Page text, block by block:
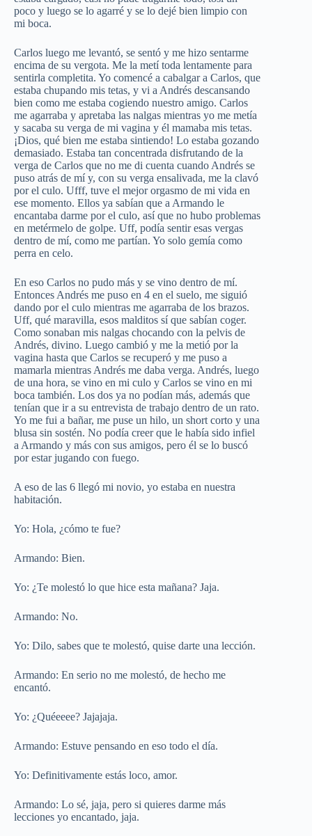
poco y luego se lo agarré y se lo dejé bien limpio con
mi boca.
Carlos luego me levantó, se sentó y me hizo sentarme
encima de su vergota. Me la metí toda lentamente para
sentirla completita. Yo comencé a cabalgar a Carlos, que
estaba chupando mis tetas, y vi a Andrés descansando
bien como me estaba cogiendo nuestro amigo. Carlos
me agarraba y apretaba las nalgas mientras yo me metía
y sacaba su verga de mi vagina y él mamaba mis tetas.
¡Dios, qué bien me estaba sintiendo! Lo estaba gozando
demasiado. Estaba tan concentrada disfrutando de la
verga de Carlos que no me di cuenta cuando Andrés se
puso atrás de mí y, con su verga ensalivada, me la clavó
por el culo. Ufff, tuve el mejor orgasmo de mi vida en
ese momento. Ellos ya sabían que a Armando le
encantaba darme por el culo, así que no hubo problemas
en metérmelo de golpe. Uff, podía sentir esas vergas
dentro de mí, como me partían. Yo solo gemía como
perra en celo.
En eso Carlos no pudo más y se vino dentro de mí.
Entonces Andrés me puso en 4 en el suelo, me siguió
dando por el culo mientras me agarraba de los brazos.
Uff, qué maravilla, esos malditos sí que sabían coger.
Como sonaban mis nalgas chocando con la pelvis de
Andrés, divino. Luego cambió y me la metió por la
vagina hasta que Carlos se recuperó y me puso a
mamarla mientras Andrés me daba verga. Andrés, luego
de una hora, se vino en mi culo y Carlos se vino en mi
boca también. Los dos ya no podían más, además que
tenían que ir a su entrevista de trabajo dentro de un rato.
Yo me fui a bañar, me puse un hilo, un short corto y una
blusa sin sostén. No podía creer que le había sido infiel
a Armando y más con sus amigos, pero él se lo buscó
por estar jugando con fuego.
A eso de las 6 llegó mi novio, yo estaba en nuestra
habitación.
Yo: Hola, ¿cómo te fue?
Armando: Bien.
Yo: ¿Te molestó lo que hice esta mañana? Jaja.
Armando: No.
Yo: Dilo, sabes que te molestó, quise darte una lección.
Armando: En serio no me molestó, de hecho me
encantó.
Yo: ¿Quéeeee? Jajajaja.
Armando: Estuve pensando en eso todo el día.
Yo: Definitivamente estás loco, amor.
Armando: Lo sé, jaja, pero si quieres darme más
lecciones yo encantado, jaja.